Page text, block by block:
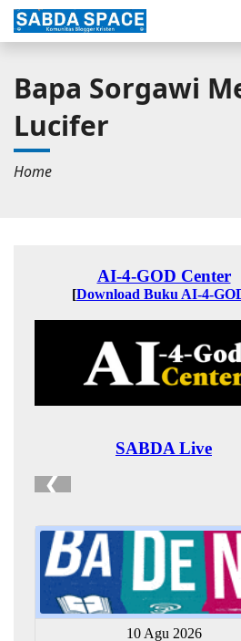
Bapa Sorgawi
Lucifer
Home